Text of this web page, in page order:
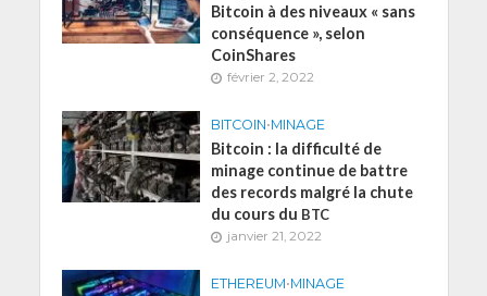
Bitcoin à des niveaux « sans
conséquence », selon
CoinShares
février 2, 2022
BITCOIN•MINAGE
Bitcoin : la difficulté de
minage continue de battre
des records malgré la chute
du cours du BTC
janvier 21, 2022
ETHEREUM•MINAGE